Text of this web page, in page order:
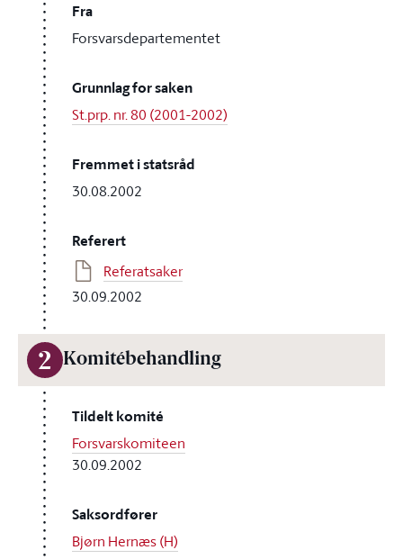
Fra
Forsvarsdepartementet
Grunnlag for saken
St.prp. nr. 80 (2001-2002)
Fremmet i statsråd
30.08.2002
Referert
Referatsaker
30.09.2002
2 Komitébehandling
Tildelt komité
Forsvarskomiteen
30.09.2002
Saksordfører
Bjørn Hernæs (H)